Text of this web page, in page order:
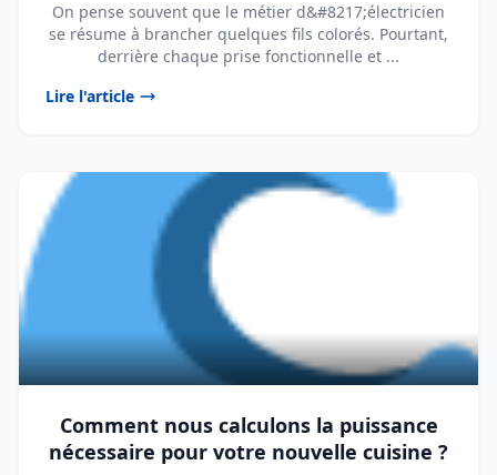
On pense souvent que le métier d&#8217;électricien
se résume à brancher quelques fils colorés. Pourtant,
derrière chaque prise fonctionnelle et ...
Lire l'article
Comment nous calculons la puissance
nécessaire pour votre nouvelle cuisine ?